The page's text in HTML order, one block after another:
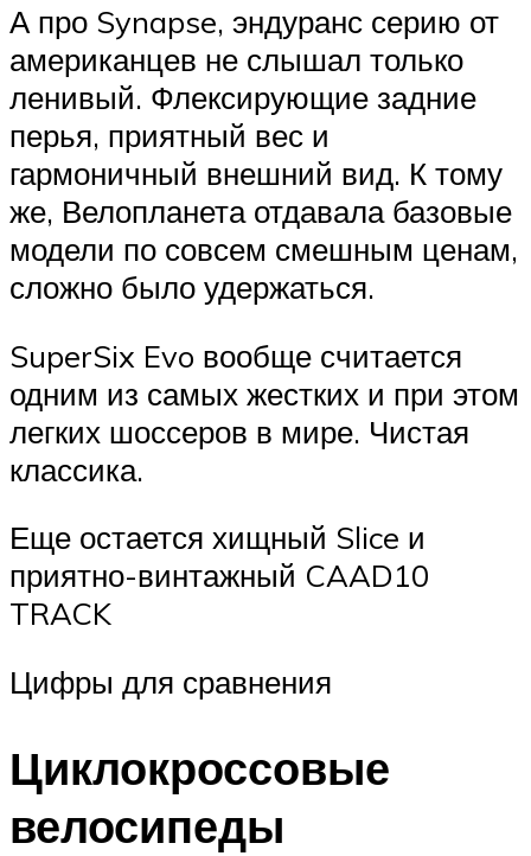
А про Synapse, эндуранс серию от
американцев не слышал только
ленивый. Флексирующие задние
перья, приятный вес и
гармоничный внешний вид. К тому
же, Велопланета отдавала базовые
модели по совсем смешным ценам,
сложно было удержаться.
SuperSix Evo вообще считается
одним из самых жестких и при этом
легких шоссеров в мире. Чистая
классика.
Еще остается хищный Slice и
приятно-винтажный CAAD10
TRACK
Цифры для сравнения
Циклокроссовые
велосипеды